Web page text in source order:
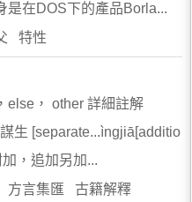
是在DOS下的產品Borla...
特性
else， other 詳細註解
生 [separate...ìngjiā[additio
，追加另加...
言集匯 古籍解釋